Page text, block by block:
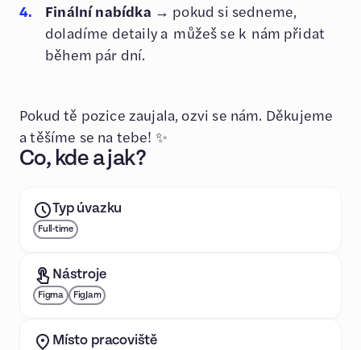
Co, kde a jak?
Typ úvazku
Full-time
Nástroje
Figma FigJam
Místo pracoviště
Finální nabídka → pokud si sedneme,
doladíme detaily a můžeš se k nám přidat
během pár dní.
Pokud tě pozice zaujala, ozvi se nám. Děkujeme
a těšíme se na tebe! ✨